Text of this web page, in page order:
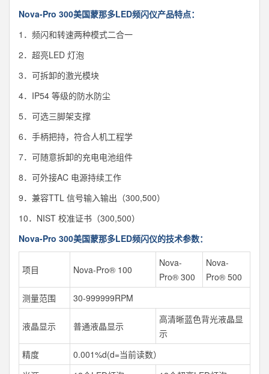
Nova-Pro 300美国蒙那多LED频闪仪产品特点：
1．频闪和转速两种模式二合一
2．超亮LED 灯泡
3．可拆卸的激光模块
4．IP54 等级的防水防尘
5．可选三脚架支撑
6．手柄把持，符合人机工程学
7．可随意拆卸的充电电池组件
8．可外接AC 电源持续工作
9．兼容TTL 信号输入输出（300,500）
10．NIST 校准证书（300,500）
Nova-Pro 300美国蒙那多LED频闪仪的技术参数：
项目 Nova-Pro® 100
Nova-
Pro® 300
Nova-
Pro® 500
测量范围
30-999999RPM
液晶显示 普通液晶显示
高清晰蓝色背光液晶显
示
精度
0.001%d(d=当前读数）